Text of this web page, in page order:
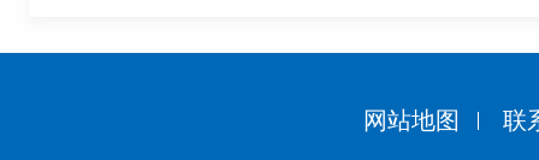
网站地图 联